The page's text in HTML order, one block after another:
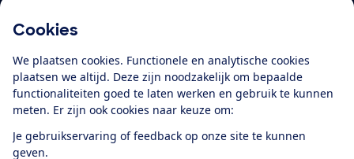
Cookies
We plaatsen cookies. Functionele en analytische cookies
plaatsen we altijd. Deze zijn noodzakelijk om bepaalde
functionaliteiten goed te laten werken en gebruik te kunnen
meten. Er zijn ook cookies naar keuze om:
Je gebruikservaring of feedback op onze site te kunnen
geven.
Alles over de
app